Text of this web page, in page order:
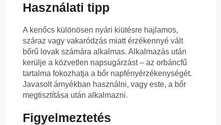
Használati tipp
A kenőcs különösen nyári kiütésre hajlamos,
száraz vagy vakaródzás miatt érzékennyé vált
bőrű lovak számára alkalmas. Alkalmazás után
kerülje a közvetlen napsugárzást – az orbáncfű
tartalma fokozhatja a bőr napfényérzékenységét.
Javasolt árnyékban használni, vagy este, a bőr
megtisztítása után alkalmazni.
Figyelmeztetés